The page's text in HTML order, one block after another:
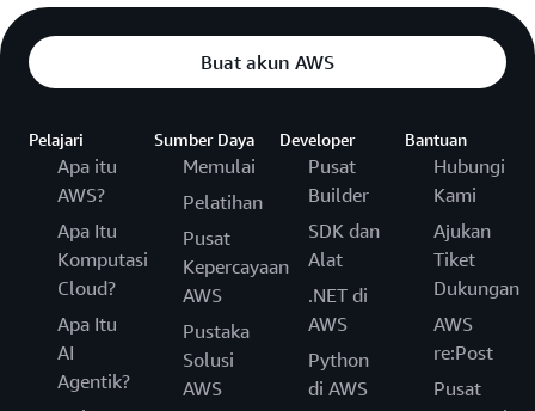
Buat akun AWS
Pelajari
Apa itu
AWS?
Apa Itu
Komputasi
Cloud?
Apa Itu
AI
Agentik?
Sumber Daya
Memulai
Pelatihan
Pusat
Kepercayaan
AWS
Pustaka
Solusi
AWS
Developer
Pusat
Builder
SDK dan
Alat
.NET di
AWS
Python
di AWS
Bantuan
Hubungi
Kami
Ajukan
Tiket
Dukungan
AWS
re:Post
Pusat